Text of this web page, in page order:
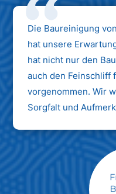
Die Baureinigung
hat unsere
hat nicht nur den
auch den Feinschliff
vorgenommen. Wir
Sorgfalt und